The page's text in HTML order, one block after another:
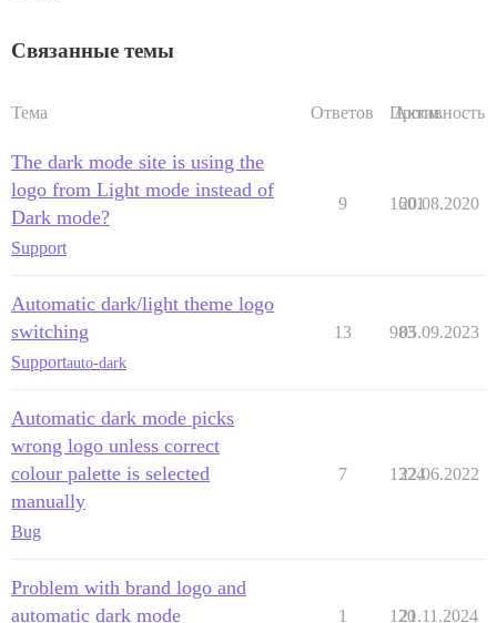
Связанные темы
Тема Ответов Просм.
Активность
The dark mode site is using the
logo from Light mode instead of
Dark mode?
Support
9 1601
20.08.2020
Automatic dark/light theme logo
switching
Supportauto-dark
13 983
05.09.2023
Automatic dark mode picks
wrong logo unless correct
colour palette is selected
manually
Bug
7 1324
22.06.2022
Problem with brand logo and
automatic dark mode
1 120
21.11.2024